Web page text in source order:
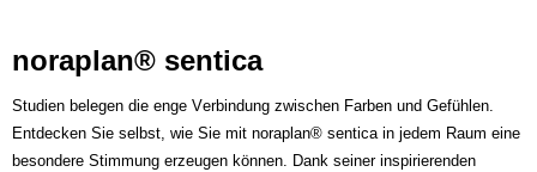
noraplan® sentica
Studien belegen die enge Verbindung zwischen Farben und Gefühlen.
Entdecken Sie selbst, wie Sie mit noraplan® sentica in jedem Raum eine
besondere Stimmung erzeugen können. Dank seiner inspirierenden